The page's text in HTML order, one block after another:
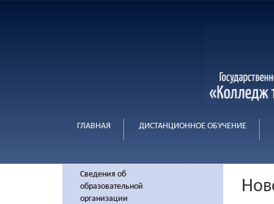
ГЛАВНАЯ ДИСТАНЦИОННОЕ ОБУЧЕНИЕ
Сведения об
образовательной
организации